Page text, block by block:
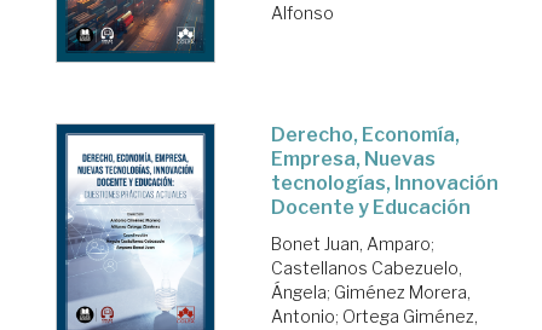
Alfonso
Derecho, Economía,
Empresa, Nuevas
tecnologías, Innovación
Docente y Educación
Bonet Juan, Amparo;
Castellanos Cabezuelo,
Ángela; Giménez Morera,
Antonio; Ortega Giménez,